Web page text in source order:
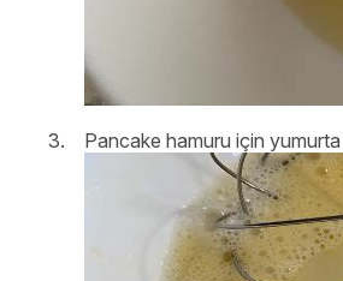
Pancake hamuru için yumurta